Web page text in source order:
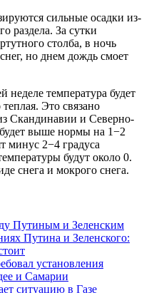
сильные осадки из-
раздела. За сутки
столба, в ночь
но днем дождь смоет
температура будет
Это связано
Скандинавии и Северно-
выше нормы на 1−2
минус 2−4 градуса
будут около 0.
снега и мокрого снега.
Путиным и Зеленским
Путина и Зеленского:
установления
и Самарии
ситуацию в Газе